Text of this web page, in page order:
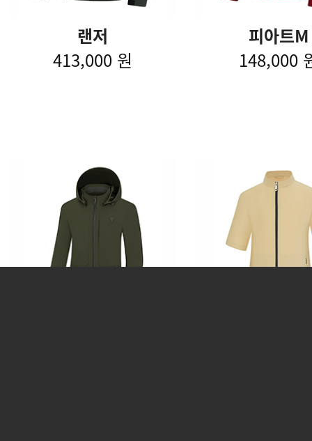
랜저
413,000 원
피아트M
148,000